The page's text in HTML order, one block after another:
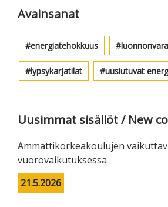
Avainsanat
energiatehokkuus
lypsykarjatilat uusiutuvat
Uusimmat sisällöt / New
Ammattikorkeakoulujen
vuorovaikutuksessa
21.5.2026